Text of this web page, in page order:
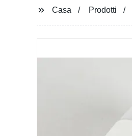
Casa Prodotti